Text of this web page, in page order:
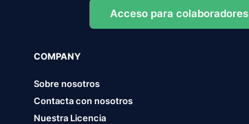
Acceso para colaboradores
COMPANY
Sobre nosotros
Contacta con nosotros
Nuestra Licencia